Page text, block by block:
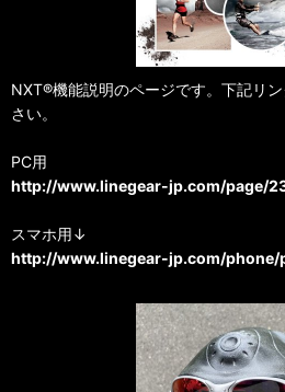
NXT®機能説明のページです。下記リ
さい。
PC用
http://www.linegear-jp.com/page/
スマホ用↓
http://www.linegear-jp.com/phone/